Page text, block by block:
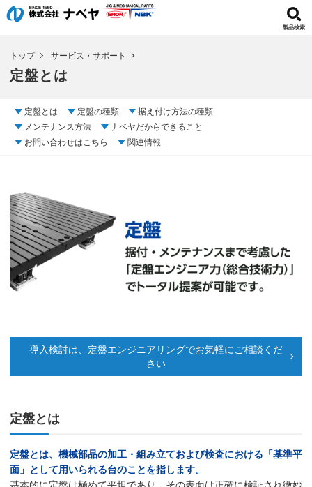
製品検索
トップ サービス・サポート
定盤とは
定盤とは 定盤の種類
据え付け方法の種類
メンテナンス方法
ナベヤだからできること
お問い合わせはこちら
関連情報
導入検討は、定盤エンジニアリングでお気軽にご相談くだ
さい
定盤とは
定盤とは、機械部品の加工・組み立ておよび検査における「基準平
面」として用いられる台のことを指します。